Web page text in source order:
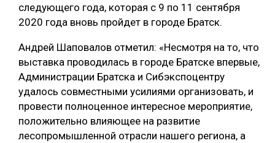
следующего года, которая с 9 по 11 сентября
2020 года вновь пройдет в городе Братск.
Андрей Шаповалов отметил: «Несмотря на то, что
выставка проводилась в городе Братске впервые,
Администрации Братска и Сибэкспоцентру
удалось совместными усилиями организовать, и
провести полноценное интересное мероприятие,
положительно влияющее на развитие
лесопромышленной отрасли нашего региона, а